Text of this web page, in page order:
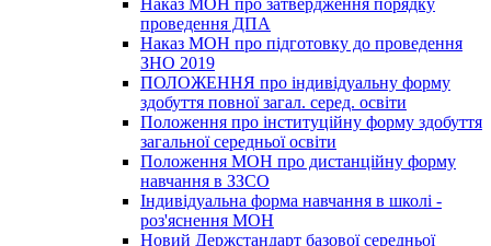
Наказ МОН про затвердження порядку
проведення ДПА
Наказ МОН про підготовку до проведення
ЗНО 2019
ПОЛОЖЕННЯ про індивідуальну форму
здобуття повної загал. серед. освіти
Положення про інституційну форму здобуття
загальної середньої освіти
Положення МОН про дистанційну форму
навчання в ЗЗСО
Індивідуальна форма навчання в школі -
роз'яснення МОН
Новий Держстандарт базової середньої